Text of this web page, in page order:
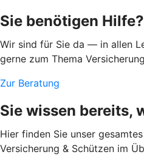
Sie benötigen Hilfe?
Wir sind für Sie da — in allen
gerne zum Thema
Zur Beratung
Sie wissen bereits,
Hier finden Sie unser
Versicherung & Schützen im